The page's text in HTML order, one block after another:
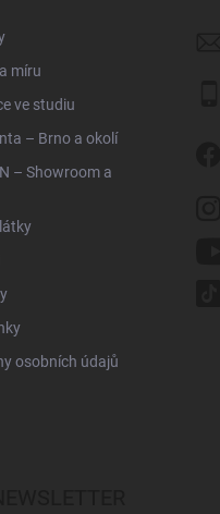
míru
ve studiu
– Brno a okolí
– Showroom a
osobních údajů